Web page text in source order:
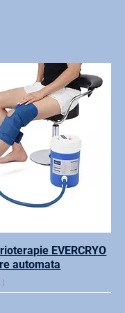
EVERCRYO
automata